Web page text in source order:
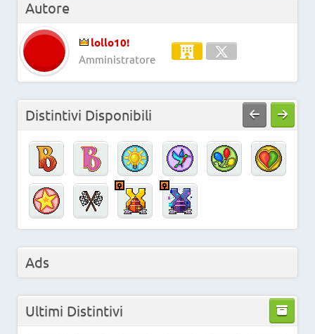
Autore
lollo10!
Amministratore
Distintivi Disponibili
Ads
Ultimi Distintivi